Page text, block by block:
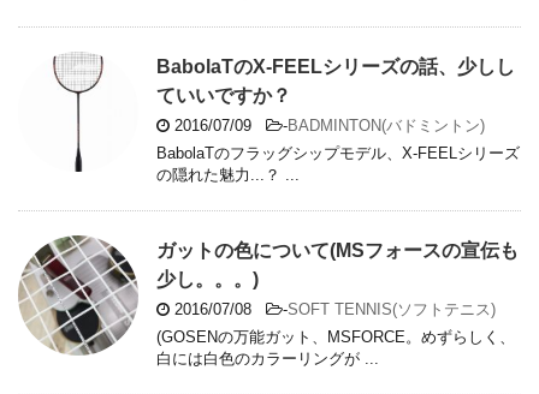
BabolaTのX-FEELシリーズの話、少しし
ていいですか？
2016/07/09 -BADMINTON(バドミントン)
BabolaTのフラッグシップモデル、X-FEELシリーズ
の隠れた魅力...？ ...
ガットの色について(MSフォースの宣伝も
少し。。。)
2016/07/08 -SOFT TENNIS(ソフトテニス)
(GOSENの万能ガット、MSFORCE。めずらしく、
白には白色のカラーリングが ...